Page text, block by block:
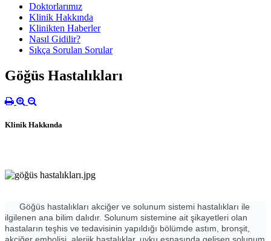
Doktorlarımız
Klinik Hakkında
Klinikten Haberler
Nasıl Gidilir?
Sıkça Sorulan Sorular
Göğüs Hastalıkları
Klinik Hakkında
Göğüs hastalıkları akciğer ve solunum sistemi hastalıkları ile
ilgilenen ana bilim dalıdır. Solunum sistemine ait şikayetleri olan
hastaların teşhis ve tedavisinin yapıldığı bölümde astım, bronşit,